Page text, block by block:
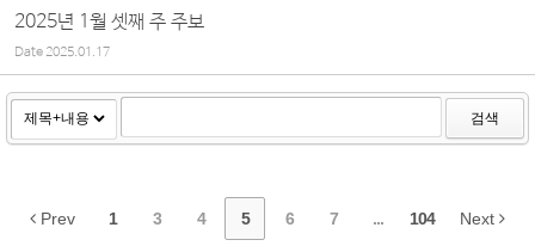
2025년 1월 셋째 주 주보
Date2025.01.17
검색
Prev 1 3 4 5 6 7 ... 104 Next